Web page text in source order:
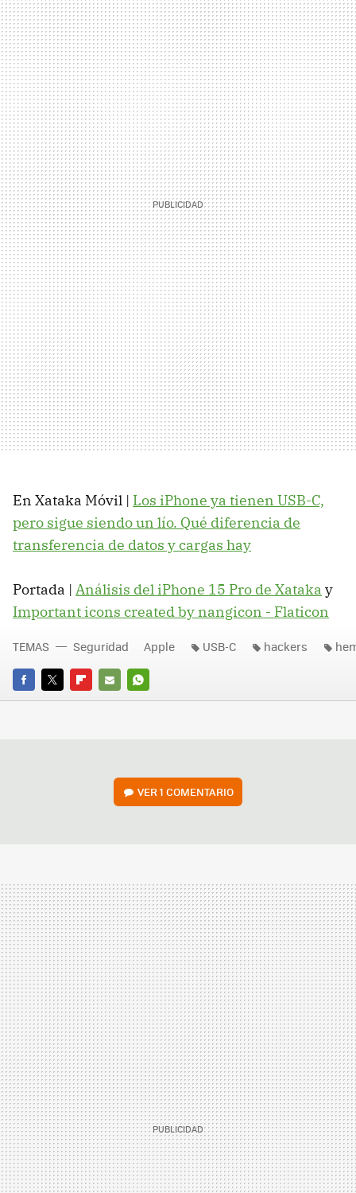
En Xataka Móvil | Los iPhone ya tienen USB-C,
pero sigue siendo un lío. Qué diferencia de
transferencia de datos y cargas hay
Portada | Análisis del iPhone 15 Pro de Xataka y
Important icons created by nangicon - Flaticon
FACEBOOK
TWITTERFLIPBOARD
E-
WHATSAPP
TEMAS Seguridad Apple USB-C hackers
VER1 COMENTARIO